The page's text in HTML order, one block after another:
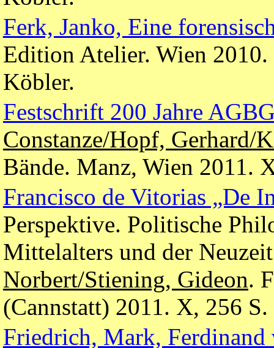
Ferk, Janko, Eine
Edition Atelier. Wien 2010.
Köbler.
Festschrift 200 Jahre
Constanze/Hopf, Gerhard/
Bände. Manz, Wien
Francisco de Vitorias „De
Perspektive. Politische
Mittelalters und der
Norbert/Stiening, Gideon.
(Cannstatt) 2011. X, 256
Friedrich, Mark,